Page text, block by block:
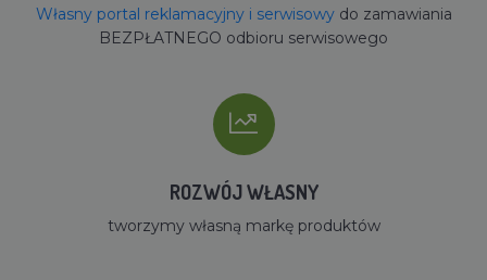
Własny portal reklamacyjny i serwisowydo zamawiania
BEZPŁATNEGO odbioru serwisowego
ROZWÓJ WŁASNY
tworzymy własną markę produktów